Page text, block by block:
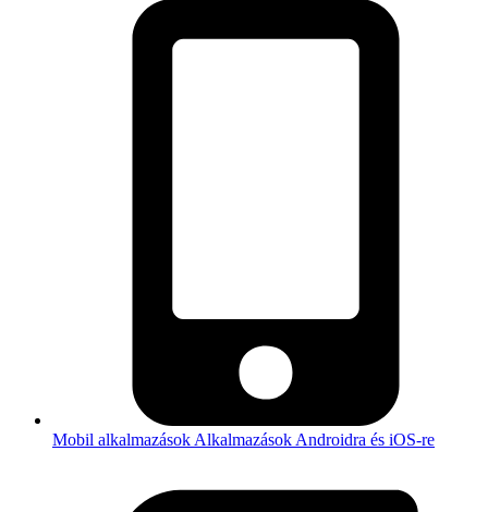
Mobil alkalmazások Alkalmazások Androidra és iOS-re